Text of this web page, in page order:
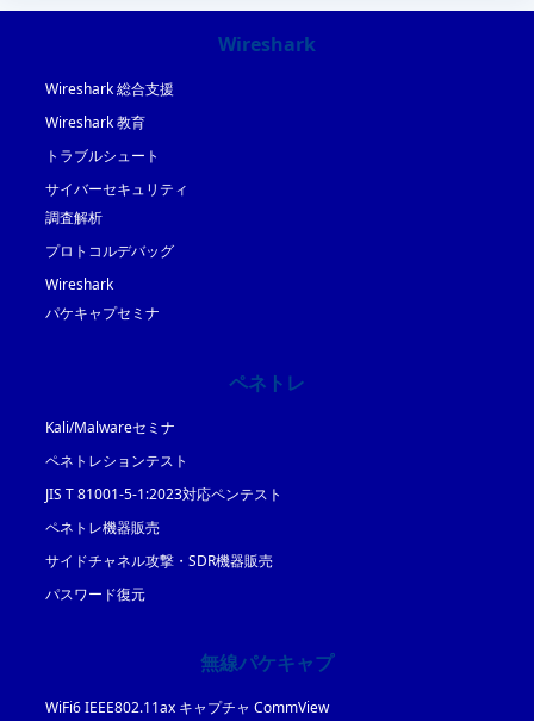
Wireshark
Wireshark 総合支援
Wireshark 教育
トラブルシュート
サイバーセキュリティ
調査解析
プロトコルデバッグ
Wireshark
パケキャプセミナ
ペネトレ
Kali/Malwareセミナ
ペネトレションテスト
JIS T 81001-5-1:2023対応ペンテスト
ペネトレ機器販売
サイドチャネル攻撃・SDR機器販売
パスワード復元
無線パケキャプ
WiFi6 IEEE802.11ax キャプチャ CommView